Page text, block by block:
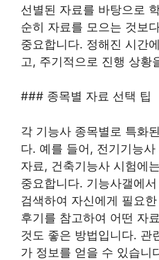
선별된 자료를 바탕으로
순히 자료를 모으는 것보
중요합니다. 정해진 시간
고, 주기적으로 진행 상황
### 종목별 자료 선택 팁
각 기능사 종목별로 특화
다. 예를 들어, 전기기능
자료, 건축기능사 시험에
중요합니다. 기능사갤에
검색하여 자신에게 필요
후기를 참고하여 어떤 자
것도 좋은 방법입니다. 관
가 정보를 얻을 수 있습니